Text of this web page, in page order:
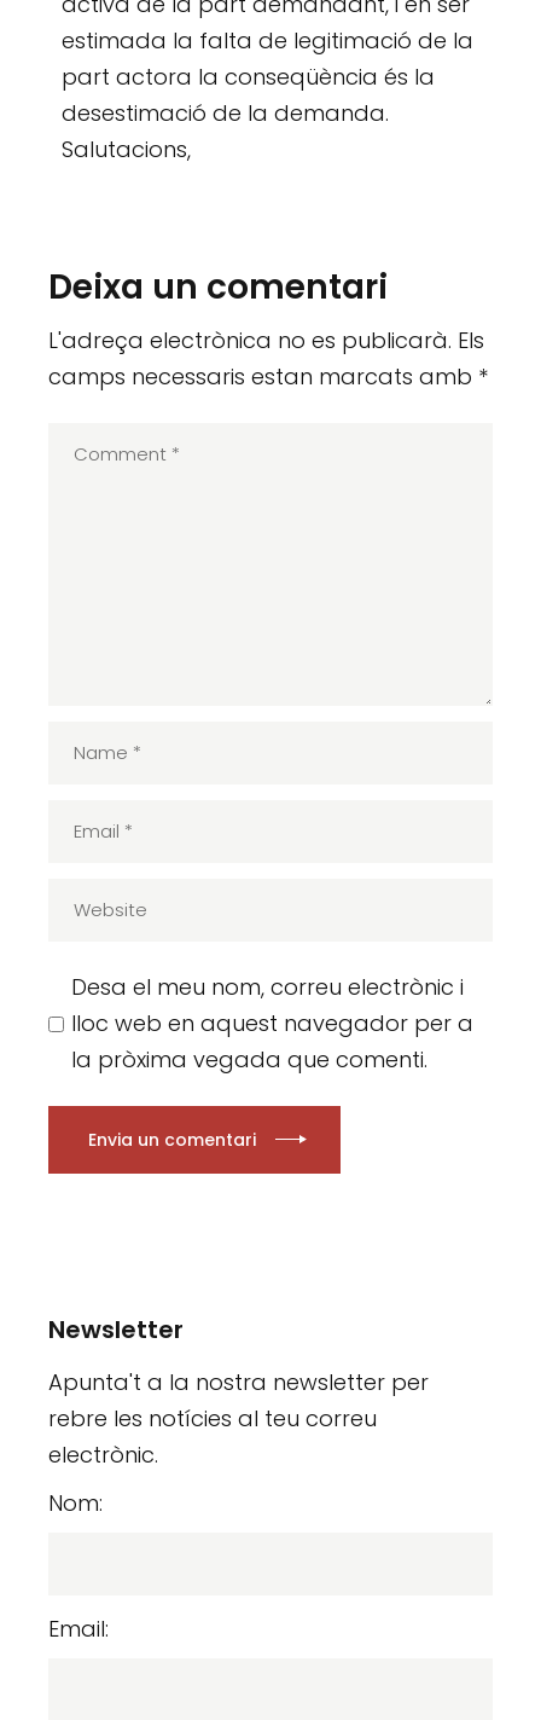
estimada la falta de legitimació de la
part actora la conseqüència és la
desestimació de la demanda.
Salutacions,
Deixa un comentari
L'adreça electrònica no es publicarà. Els
camps necessaris estan marcats amb *
Desa el meu nom, correu electrònic i
lloc web en aquest navegador per a
la pròxima vegada que comenti.
Envia un comentari
Newsletter
Apunta't a la nostra newsletter per
rebre les notícies al teu correu
electrònic.
Nom:
Email: